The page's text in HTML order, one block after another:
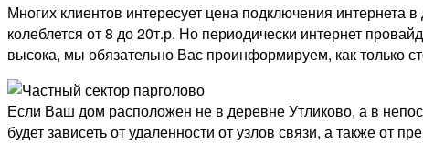
Многих клиентов интересует цена подключения
колеблется от 8 до 20т.р. Но периодически интернет
высока, мы обязательно Вас проинформируем, как только
Если Ваш дом расположен не в деревне Утликово, а в
будет зависеть от удаленности от узлов связи, а также от